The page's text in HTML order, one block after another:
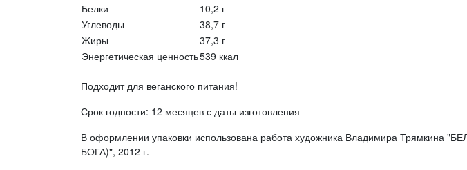
Белки
10,2 г
Углеводы
38,7 г
Жиры
37,3 г
Энергетическая ценность539 ккал
Подходит для веганского питания!
Срок годности: 12 месяцев с даты изготовления
В оформлении упаковки использована работа художника Владимира Трямкина
БОГА)", 2012 г.